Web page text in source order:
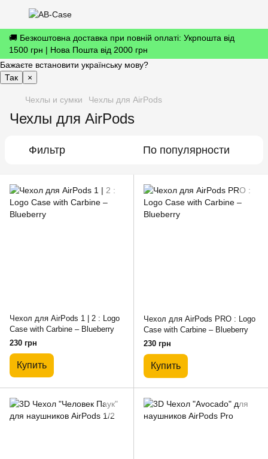
🚚 Безкоштовна доставка при повній оплаті: Укрпошта від
1500 грн | Нова Пошта від 2000 грн
Бажаєте встановити українську мову?
Так
×
Чехлы и сумки Чехлы для AirPods
Чехлы для AirPods
Фильтр По популярности
Чехол для AirPods 1 | 2 : Logo
Case with Carbine – Blueberry
230 грн
Купить
Чехол для AirPods PRO : Logo
Case with Carbine – Blueberry
230 грн
Купить